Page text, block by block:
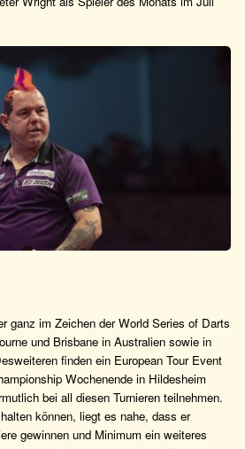
ganz im Zeichen der World Series of Darts
und Brisbane in Australien sowie in
finden ein European Tour Event
Wochenende in Hildesheim
bei all diesen Turnieren teilnehmen.
können, liegt es nahe, dass er
gewinnen und Minimum ein weiteres